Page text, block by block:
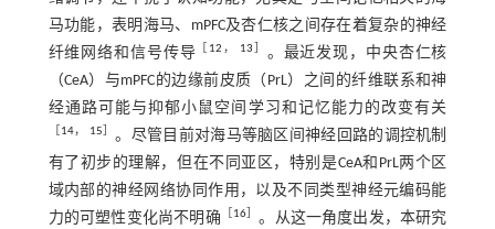
马功能，表明海马、mPFC及杏仁核之间存在着复杂的神经
纤维网络和信号传导
12 ， 13
。最近发现，中央杏仁核
（CeA）与mPFC的边缘前皮质（PrL）之间的纤维联系和神
经通路可能与抑郁小鼠空间学习和记忆能力的改变有关
14， 15
。尽管目前对海马等脑区间神经回路的调控机制
有了初步的理解，但在不同亚区，特别是CeA和PrL两个区
域内部的神经网络协同作用，以及不同类型神经元编码能
力的可塑性变化尚不明确
16］ 。从这一角度出发，本研究